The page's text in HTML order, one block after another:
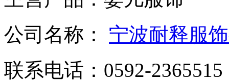
公司名称： 宁波耐释服
联系电话： 0592-2365515